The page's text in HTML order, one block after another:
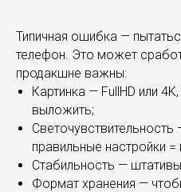
Типичная ошибка —
телефон. Это может
продакшне важны:
Картинка — FullHD или
выложить;
Светочувствительность
правильные настройки
Стабильность —
Формат хранения —